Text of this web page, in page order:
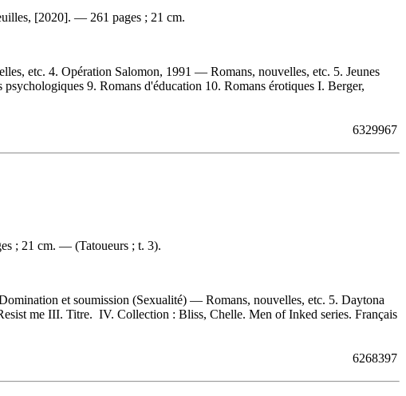
[2020]. — 261 pages ; 21 cm.
etc. 4. Opération Salomon, 1991 — Romans, nouvelles, etc. 5. Jeunes
9. Romans d'éducation 10. Romans érotiques I. Berger,
6329967
; 21 cm. — (Tatoueurs ; t. 3).
et soumission (Sexualité) — Romans, nouvelles, etc. 5. Daytona
me III. Titre. IV. Collection : Bliss, Chelle. Men of Inked series. Français
6268397